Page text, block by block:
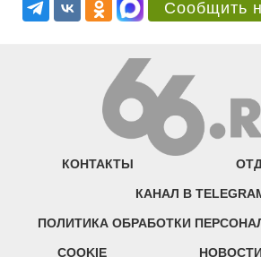
Сообщить
КОНТАКТЫ
КАНАЛ В
ПОЛИТИКА ОБРАБОТКИ
COOKIE